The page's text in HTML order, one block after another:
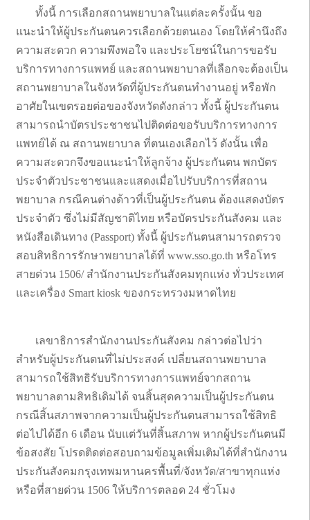
ทั้งนี้ การเลือกสถานพยาบาลในแต่ละครั้งนั้น ขอ
แนะนำให้ผู้ประกันตนควรเลือกด้วยตนเอง โดยให้คำนึงถึง
ความสะดวก ความพึงพอใจ และประโยชน์ในการขอรับ
บริการทางการแพทย์ และสถานพยาบาลที่เลือกจะต้องเป็น
สถานพยาบาลในจังหวัดที่ผู้ประกันตนทำงานอยู่ หรือพัก
อาศัยในเขตรอยต่อของจังหวัดดังกล่าว ทั้งนี้ ผู้ประกันตน
สามารถนำบัตรประชาชนไปติดต่อขอรับบริการทางการ
แพทย์ได้ ณ สถานพยาบาล ที่ตนเองเลือกไว้ ดังนั้น เพื่อ
ความสะดวกจึงขอแนะนำให้ลูกจ้าง ผู้ประกันตน พกบัตร
ประจำตัวประชาชนและแสดงเมื่อไปรับบริการที่สถาน
พยาบาล กรณีคนต่างด้าวที่เป็นผู้ประกันตน ต้องแสดงบัตร
ประจำตัว ซึ่งไม่มีสัญชาติไทย หรือบัตรประกันสังคม และ
หนังสือเดินทาง (Passport) ทั้งนี้ ผู้ประกันตนสามารถตรวจ
สอบสิทธิการรักษาพยาบาลได้ที่ www.sso.go.th หรือโทร
สายด่วน 1506/ สำนักงานประกันสังคมทุกแห่ง ทั่วประเทศ
และเครื่อง Smart kiosk ของกระทรวงมหาดไทย
เลขาธิการสำนักงานประกันสังคม กล่าวต่อไปว่า
สำหรับผู้ประกันตนที่ไม่ประสงค์ เปลี่ยนสถานพยาบาล
สามารถใช้สิทธิรับบริการทางการแพทย์จากสถาน
พยาบาลตามสิทธิเดิมได้ จนสิ้นสุดความเป็นผู้ประกันตน
กรณีสิ้นสภาพจากความเป็นผู้ประกันตนสามารถใช้สิทธิ
ต่อไปได้อีก 6 เดือน นับแต่วันที่สิ้นสภาพ หากผู้ประกันตนมี
ข้อสงสัย โปรดติดต่อสอบถามข้อมูลเพิ่มเติมได้ที่สำนักงาน
ประกันสังคมกรุงเทพมหานครพื้นที่/จังหวัด/สาขาทุกแห่ง
หรือที่สายด่วน 1506 ให้บริการตลอด 24 ชั่วโมง